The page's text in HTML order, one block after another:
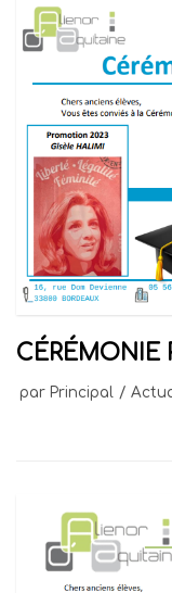
CÉRÉMONIE
par Principal